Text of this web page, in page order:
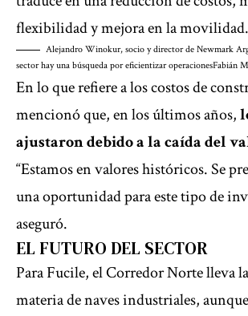
flexibilidad y mejora en la movilidad.
Alejandro Winokur, socio y director de Newmark
sector hay una búsqueda por eficientizar operacionesFabián
En lo que refiere a los costos de
mencionó que, en los últimos años,
ajustaron debido a la caída del
“Estamos en valores históricos. Se
una oportunidad para este tipo de
aseguró.
EL FUTURO DEL SECTOR
Para Fucile, el Corredor Norte lleva
materia de naves industriales, aunque